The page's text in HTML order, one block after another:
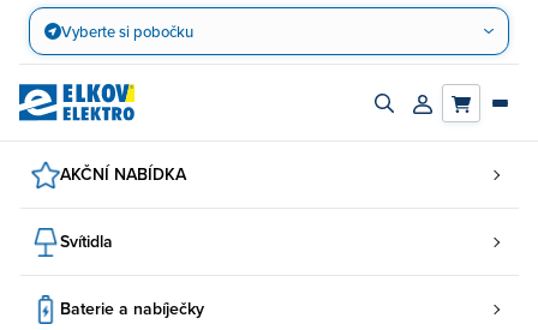
Přejít
obsah
Vyberte si pobočku
Zapnout/vypnout
Přihlásit/
AKČNÍ NABÍDKA
Svítidla
Baterie a nabíječky